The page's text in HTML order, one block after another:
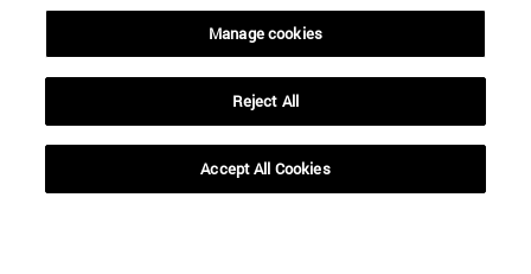
Manage cookies
Reject All
Accept All Cookies